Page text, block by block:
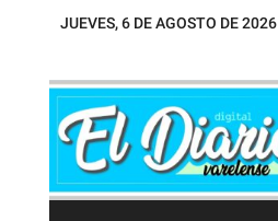
JUEVES, 6 DE AGOSTO DE 2026